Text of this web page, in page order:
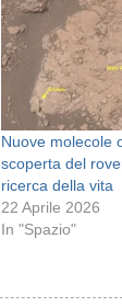
Nuove molecole
scoperta del
ricerca della vita
22 Aprile 2026
In "Spazio"